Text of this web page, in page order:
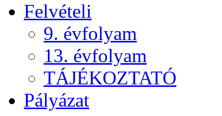
Felvételi
9. évfolyam
13. évfolyam
TÁJÉKOZTATÓ
Pályázat